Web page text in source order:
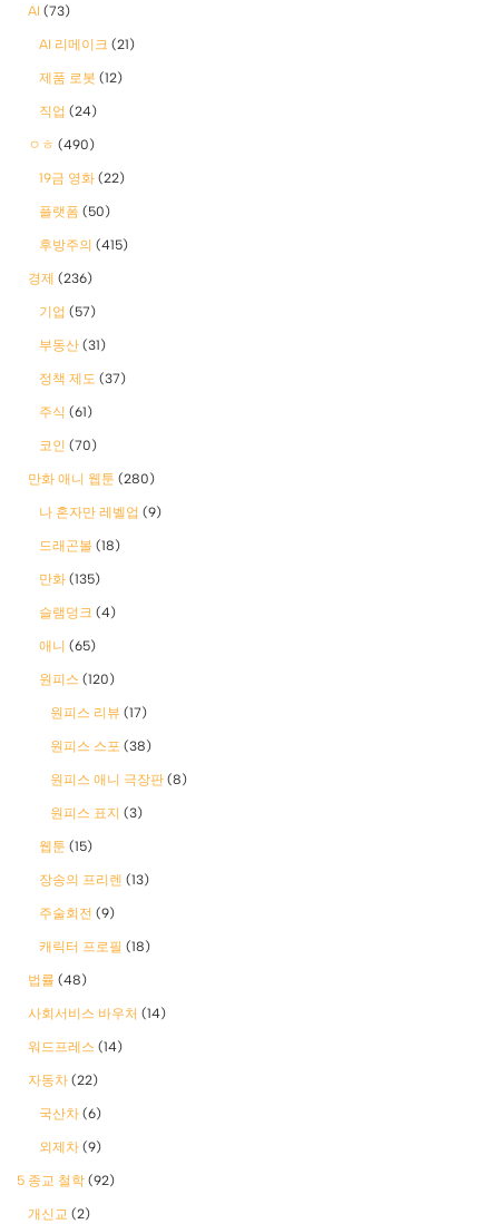
AI (73)
AI 리메이크 (21)
제품 로봇 (12)
직업 (24)
ㅇㅎ (490)
19금 영화 (22)
플랫폼 (50)
후방주의 (415)
경제 (236)
기업 (57)
부동산 (31)
정책 제도 (37)
주식 (61)
코인 (70)
만화 애니 웹툰 (280)
나 혼자만 레벨업 (9)
드래곤볼 (18)
만화 (135)
슬램덩크 (4)
애니 (65)
원피스 (120)
원피스 리뷰 (17)
원피스 스포 (38)
원피스 애니 극장판 (8)
원피스 표지 (3)
웹툰 (15)
장송의 프리렌 (13)
주술회전 (9)
캐릭터 프로필 (18)
법률 (48)
사회서비스 바우처 (14)
워드프레스 (14)
자동차 (22)
국산차 (6)
외제차 (9)
5 종교 철학 (92)
개신교 (2)